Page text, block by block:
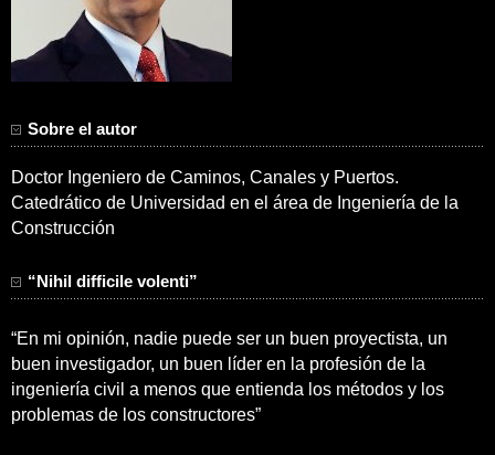
Sobre el autor
Doctor Ingeniero de Caminos, Canales y Puertos.
Catedrático de Universidad en el área de Ingeniería de la
Construcción
“Nihil difficile volenti”
“En mi opinión, nadie puede ser un buen proyectista, un
buen investigador, un buen líder en la profesión de la
ingeniería civil a menos que entienda los métodos y los
problemas de los constructores”